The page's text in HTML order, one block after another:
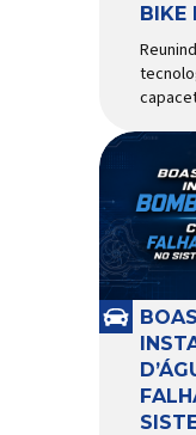
BIKE
ao
Tour
das
uma
e
mais